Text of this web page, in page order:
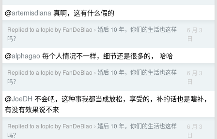
@artemisdiana 真啊，这有什么假的
Replied to a topic by FanDeBiao › 婚后 10 年，你们的生活也这样
吗？
6 月 3
日
@alphagao 每个人情况不一样，细节还是很多的， 哈哈
Replied to a topic by FanDeBiao › 婚后 10 年，你们的生活也这样
吗？
6 月 3
日
@JoeDH 不会吧，这种事我都当成放松，享受的，补的话也是瞎补，
有没有效果说不来
Replied to a topic by FanDeBiao › 婚后 10 年，你们的生活也这样
吗？
6 月 3
日